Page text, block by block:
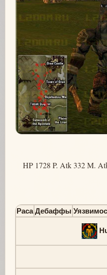
HP 1728 P. Atk 332 M.
Раса Дебаффы